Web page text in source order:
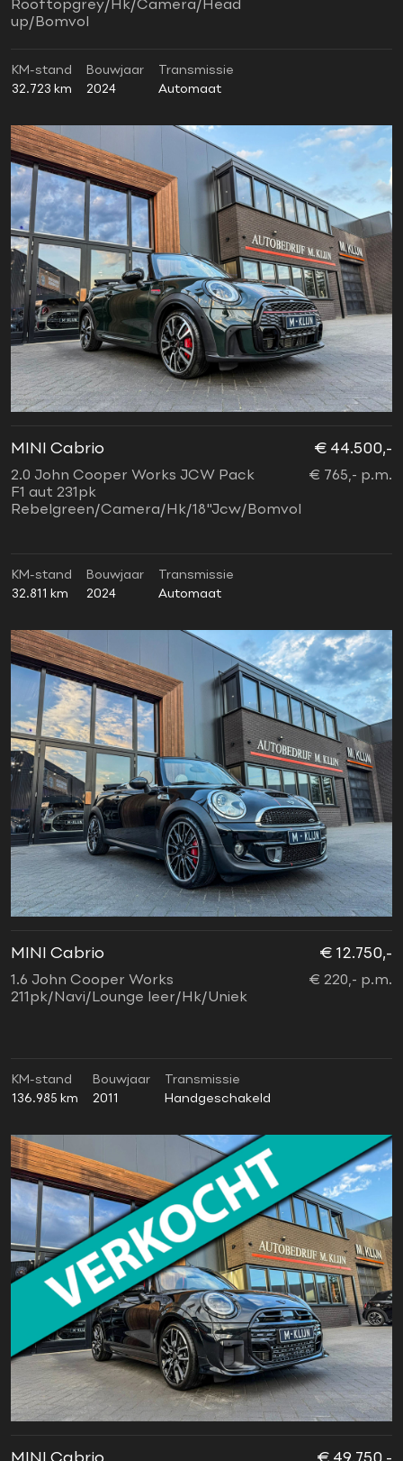
Rooftopgrey/Hk/Camera/Head
up/Bomvol
KM-stand
32.723 km
Bouwjaar
2024
Transmissie
Automaat
MINI Cabrio
2.0 John Cooper Works JCW Pack
F1 aut 231pk
Rebelgreen/Camera/Hk/18"Jcw/Bomvol
€ 44.500,-
€ 765,- p.m.
KM-stand
32.811 km
Bouwjaar
2024
Transmissie
Automaat
MINI Cabrio
1.6 John Cooper Works
211pk/Navi/Lounge leer/Hk/Uniek
€ 12.750,-
€ 220,- p.m.
KM-stand
136.985 km
Bouwjaar
2011
Transmissie
Handgeschakeld